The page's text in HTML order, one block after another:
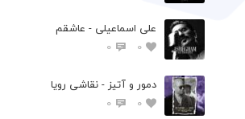
علی اسماعیلی - عاشقم
0
0
دمور و آتیز - نقاشی رویا
0
0